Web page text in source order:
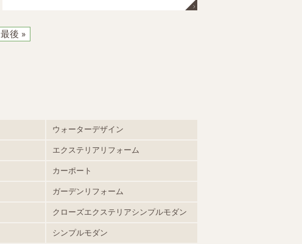
最後 »
ウォーターデザイン
エクステリアリフォーム
カーポート
ガーデンリフォーム
クローズエクステリアシンプルモダン
シンプルモダン